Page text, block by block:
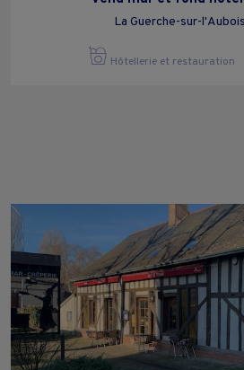
La Guerche-sur-
Hôtellerie et restauration